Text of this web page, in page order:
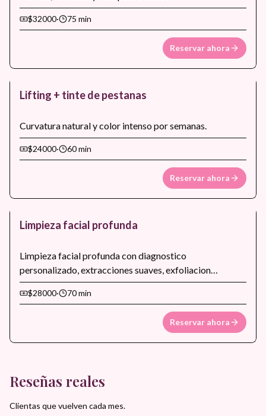
$32000· 75 min
Reservar ahora
Lifting + tinte de pestanas
Curvatura natural y color intenso por semanas.
$24000· 60 min
Reservar ahora
Limpieza facial profunda
Limpieza facial profunda con diagnostico
personalizado, extracciones suaves, exfoliacion
controlada, hidratacion intensiva y sellado final para
mejorar textura, luminosidad y uniformidad del tono.
Ideal para piel opaca, poros obstruidos o para preparar
el rostro antes de eventos especiales.
$28000· 70 min
Reservar ahora
Reseñas reales
Clientas que vuelven cada mes.